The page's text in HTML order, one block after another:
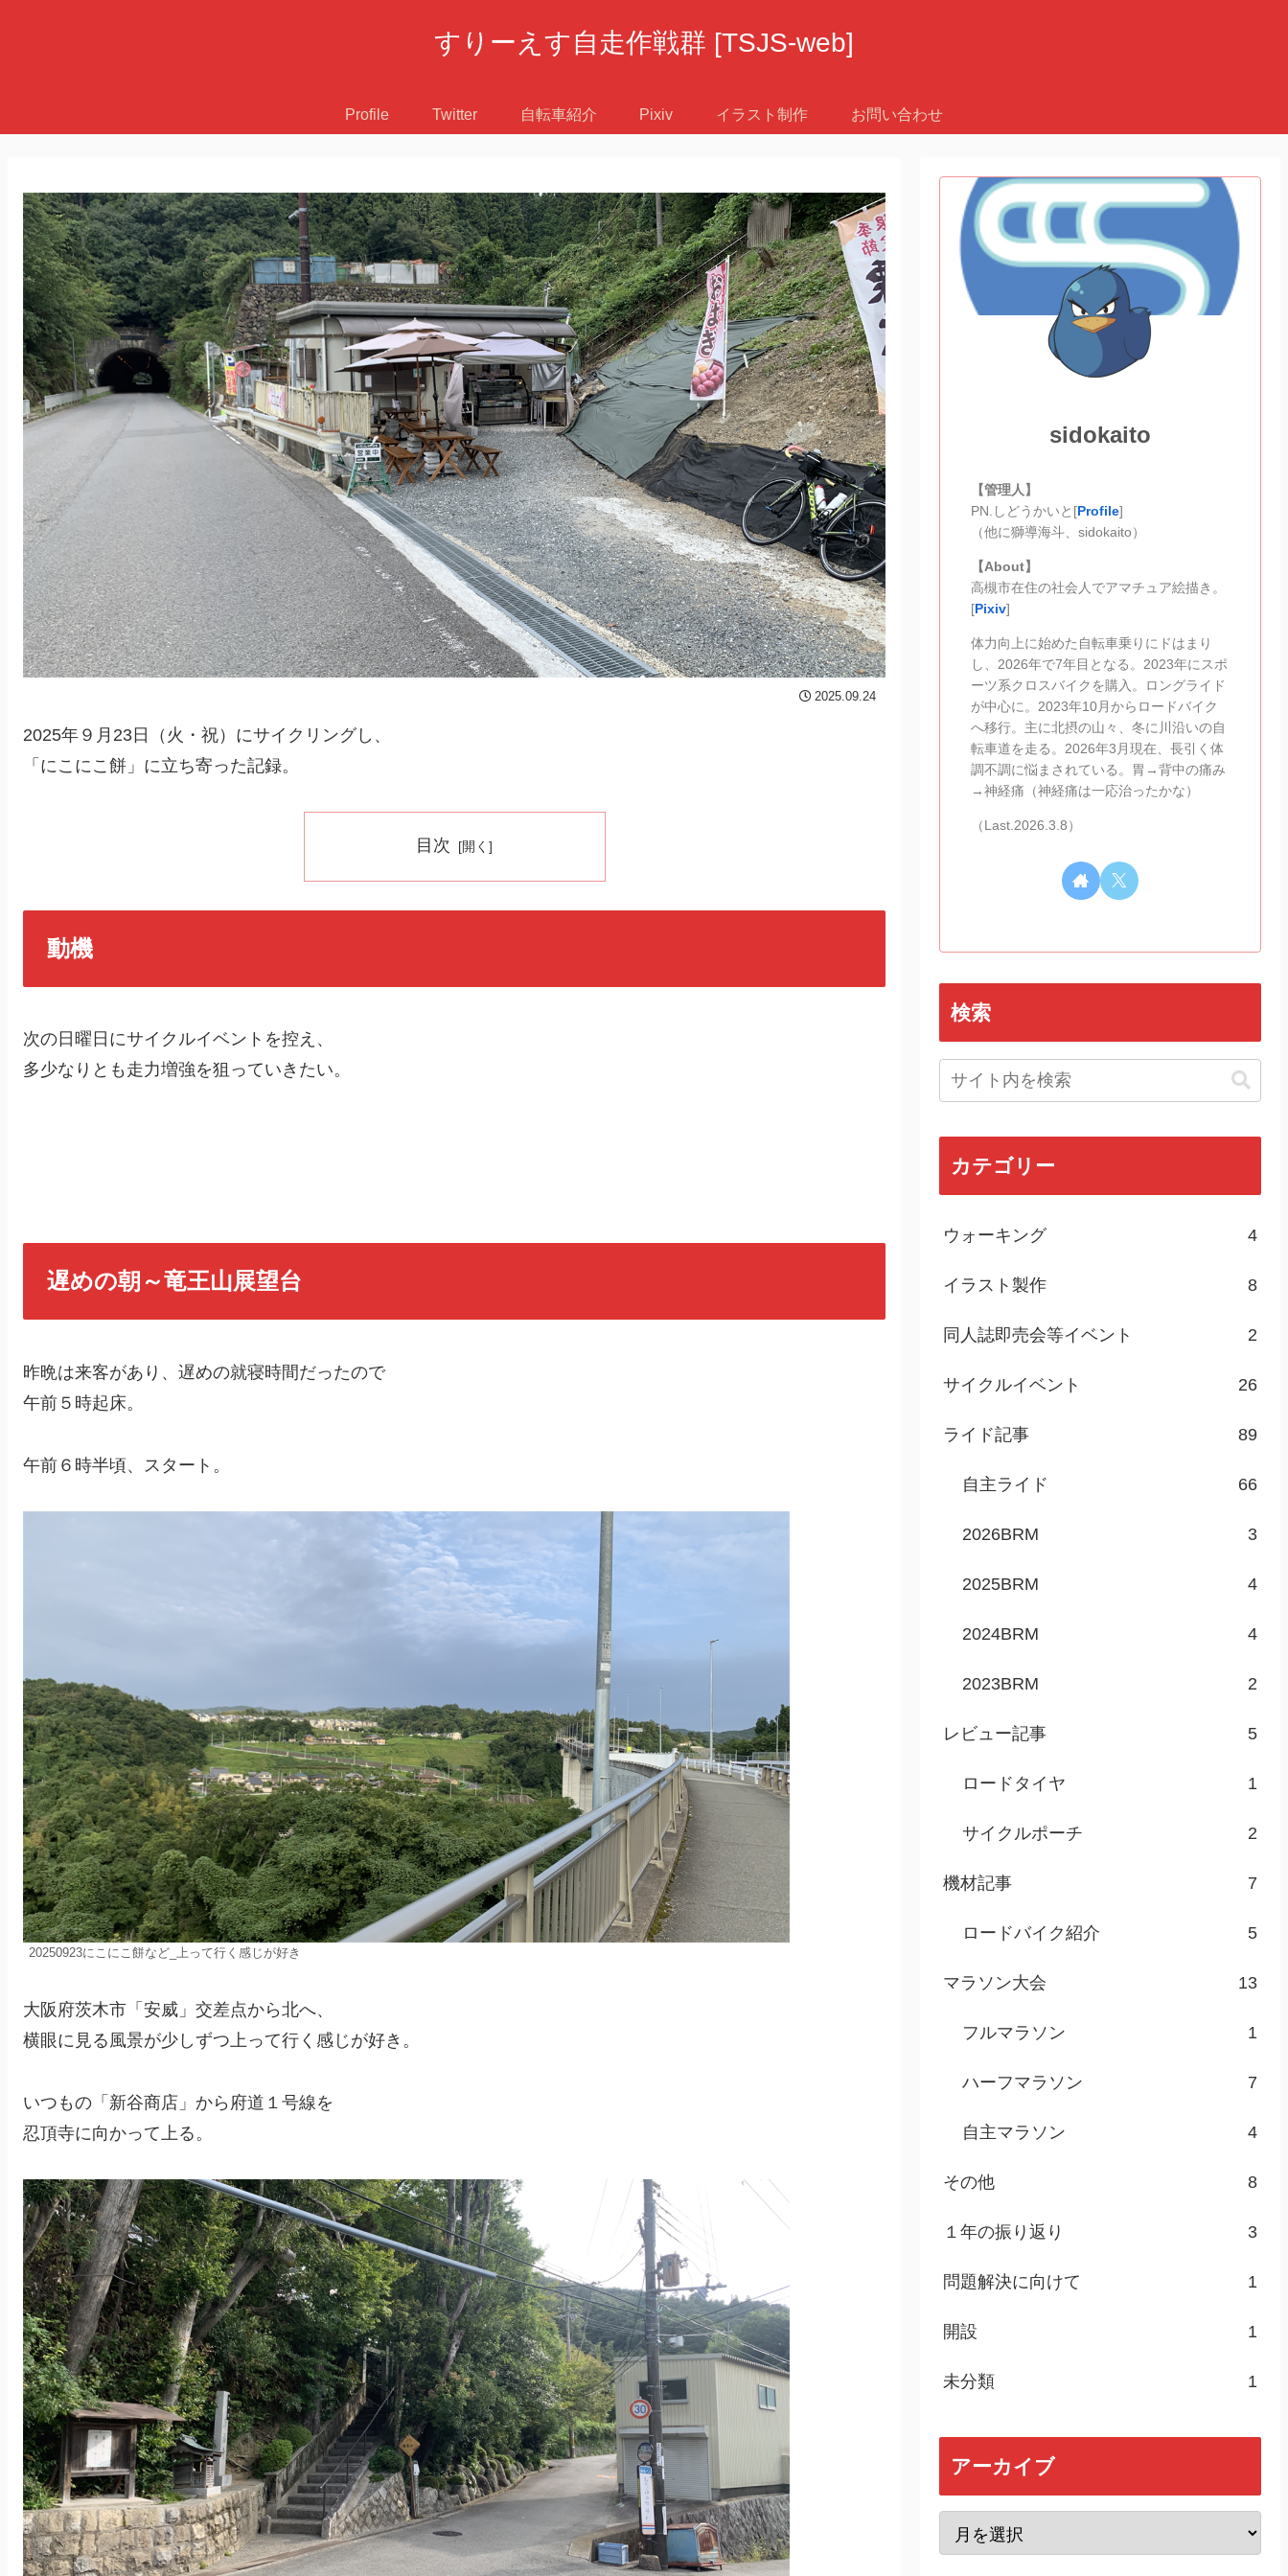
すりーえす自走作戦群 [TSJS-web]
Profile Twitter 自転車紹介 Pixiv イラスト制作 お問い合わせ
2025.09.24
2025年９月23日（火・祝）にサイクリングし、
「にこにこ餅」に立ち寄った記録。
目次
動機
次の日曜日にサイクルイベントを控え、
多少なりとも走力増強を狙っていきたい。
遅めの朝～竜王山展望台
昨晩は来客があり、遅めの就寝時間だったので
午前５時起床。
午前６時半頃、スタート。
20250923にこにこ餅など_上って行く感じが好き
大阪府茨木市「安威」交差点から北へ、
横眼に見る風景が少しずつ上って行く感じが好き。
いつもの「新谷商店」から府道１号線を
忍頂寺に向かって上る。
sidokaito
【管理人】
PN.しどうかいと[Profile]
（他に獅導海斗、sidokaito）
【About】
高槻市在住の社会人でアマチュア絵描き。
[Pixiv]
体力向上に始めた自転車乗りにドはまり
し、2026年で7年目となる。2023年にスポ
ーツ系クロスバイクを購入。ロングライド
が中心に。2023年10月からロードバイク
へ移行。主に北摂の山々、冬に川沿いの自
転車道を走る。2026年3月現在、長引く体
調不調に悩まされている。胃→背中の痛み
→神経痛（神経痛は一応治ったかな）
（Last.2026.3.8）
検索
カテゴリー
ウォーキング 4
イラスト製作 8
同人誌即売会等イベント 2
サイクルイベント 26
ライド記事 89
自主ライド 66
2026BRM 3
2025BRM 4
2024BRM 4
2023BRM 2
レビュー記事 5
ロードタイヤ 1
サイクルポーチ 2
機材記事 7
ロードバイク紹介 5
マラソン大会 13
フルマラソン 1
ハーフマラソン 7
自主マラソン 4
その他 8
１年の振り返り 3
問題解決に向けて 1
開設 1
未分類 1
アーカイブ